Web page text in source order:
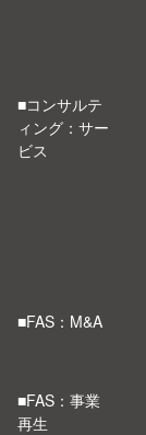
■コンサルテ
ィング：サー
ビス
■FAS：M&A
■FAS：事業
再生